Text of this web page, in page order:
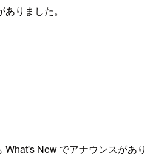
りました。
What's New でアナウンスがあり